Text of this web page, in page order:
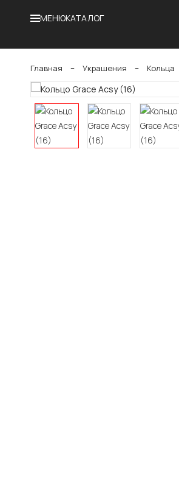
МЕНЮКАТАЛОГ
Главная − Украшения − Кольца